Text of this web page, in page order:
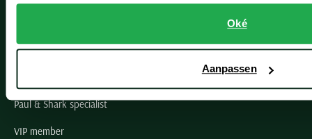
Oké
Aanpassen
Openingstijden winkels
Schulte Herenmode
Paul & Shark specialist
VIP member